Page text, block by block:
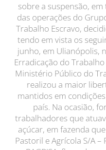
sobre a suspensão,
das operações do
Trabalho Escravo,
tendo em vista os
junho, em Ulianópolis,
Erradicação do
Ministério Público do
realizou a maior
mantidos em
país. Na ocasião,
trabalhadores que
açúcar, em fazenda
Pastoril e Agrícola S/A –